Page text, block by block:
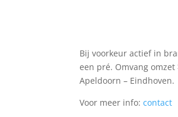
Bij voorkeur actief in
een pré. Omvang
Apeldoorn – Eindhoven.
Voor meer info:contact